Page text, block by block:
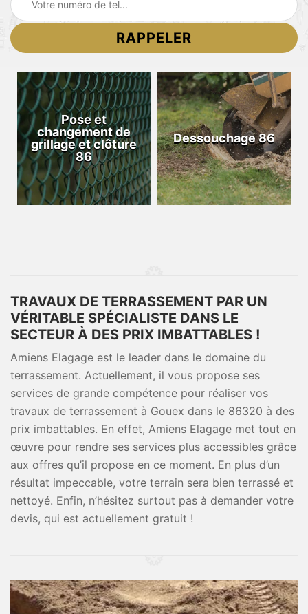
Pose et
changement de
grillage et clôture
86
Dessouchage 86
TRAVAUX DE TERRASSEMENT PAR UN
VÉRITABLE SPÉCIALISTE DANS LE
SECTEUR À DES PRIX IMBATTABLES !
Amiens Elagage est le leader dans le domaine du
terrassement. Actuellement, il vous propose ses
services de grande compétence pour réaliser vos
travaux de terrassement à Gouex dans le 86320 à des
prix imbattables. En effet, Amiens Elagage met tout en
œuvre pour rendre ses services plus accessibles grâce
aux offres qu’il propose en ce moment. En plus d’un
résultat impeccable, votre terrain sera bien terrassé et
nettoyé. Enfin, n’hésitez surtout pas à demander votre
devis, qui est actuellement gratuit !